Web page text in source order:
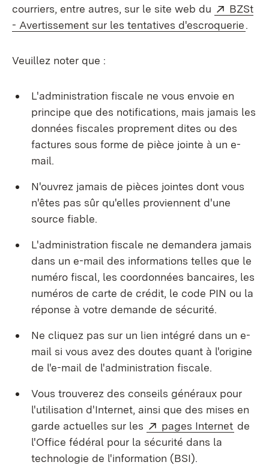
courriers, entre autres, sur le site web du
Externe:
BZSt
- Avertissement sur les tentatives d'escroquerie.
Veuillez noter que :
L'administration fiscale ne vous envoie en
principe que des notifications, mais jamais les
données fiscales proprement dites ou des
factures sous forme de pièce jointe à un e-
mail.
N'ouvrez jamais de pièces jointes dont vous
n'êtes pas sûr qu'elles proviennent d'une
source fiable.
L'administration fiscale ne demandera jamais
dans un e-mail des informations telles que le
numéro fiscal, les coordonnées bancaires, les
numéros de carte de crédit, le code PIN ou la
réponse à votre demande de sécurité.
Ne cliquez pas sur un lien intégré dans un e-
mail si vous avez des doutes quant à l'origine
de l'e-mail de l'administration fiscale.
Vous trouverez des conseils généraux pour
l'utilisation d'Internet, ainsi que des mises en
garde actuelles sur les
Externe:
pages Internet de
l'Office fédéral pour la sécurité dans la
technologie de l'information (BSI).